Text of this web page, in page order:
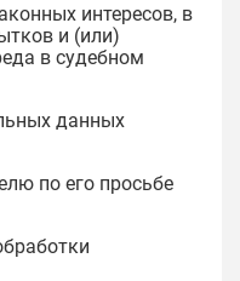
интересов, в
и (или)
в судебном
данных
по его просьбе